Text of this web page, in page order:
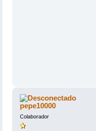
pepe10000
Colaborador